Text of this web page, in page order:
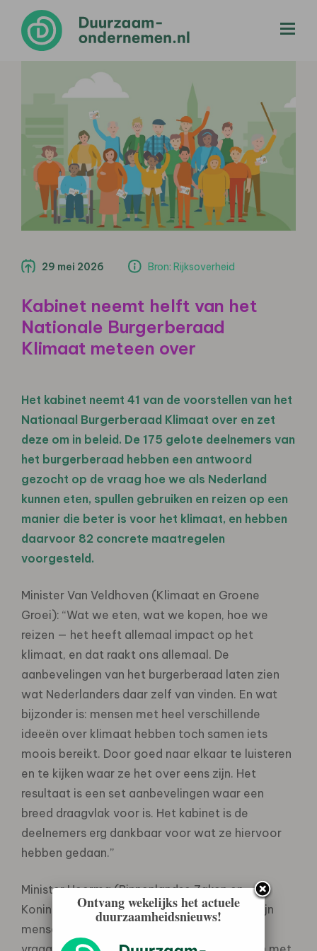
29 mei 2026 Bron: Rijksoverheid
Kabinet neemt helft van het
Nationale Burgerberaad
Klimaat meteen over
Het kabinet neemt 41 van de voorstellen van het
Nationaal Burgerberaad Klimaat over en zet
deze om in beleid. De 175 gelote deelnemers van
het burgerberaad hebben een antwoord
gezocht op de vraag hoe we als Nederland
kunnen eten, spullen gebruiken en reizen op een
manier die beter is voor het klimaat, en hebben
daarvoor 82 concrete maatregelen
voorgesteld.
Minister Van Veldhoven (Klimaat en Groene
Groei): “Wat we eten, wat we kopen, hoe we
reizen — het heeft allemaal impact op het
klimaat, en dat raakt ons allemaal. De
aanbevelingen van het burgerberaad laten zien
wat Nederlanders daar zelf van vinden. En wat
bijzonder is: mensen met heel verschillende
ideeën over klimaat hebben toch samen iets
moois bereikt. Door goed naar elkaar te luisteren
en te kijken waar ze het over eens zijn. Het
resultaat is een set aanbevelingen waar een
breed draagvlak voor is. Het kabinet is de
deelnemers erg dankbaar voor wat ze hiervoor
hebben gedaan.”
Minister Heerma (Binnenlandse Zaken en
Koninkrijksrelaties): ‘’Met dit burgerberaad zijn
mensen écht betrokken bij een ingewikkeld
Ontvang wekelijks het actuele
duurzaamheidsnieuws!